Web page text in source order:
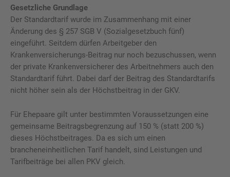
Gesetzliche Grundlage
Der Standardtarif wurde im Zusammenhang mit einer
Änderung des § 257 SGB V (Sozialgesetzbuch fünf)
eingeführt. Seitdem dürfen Arbeitgeber den
Krankenversicherungs-Beitrag nur noch bezuschussen, wenn
der private Krankenversicherer des Arbeitnehmers auch den
Standardtarif führt. Dabei darf der Beitrag des Standardtarifs
nicht höher sein als der Höchstbeitrag in der GKV.
Für Ehepaare gilt unter bestimmten Voraussetzungen eine
gemeinsame Beitragsbegrenzung auf 150 % (statt 200 %)
dieses Höchstbeitrages. Da es sich um einen
brancheneinheitlichen Tarif handelt, sind Leistungen und
Tarifbeiträge bei allen PKV gleich.